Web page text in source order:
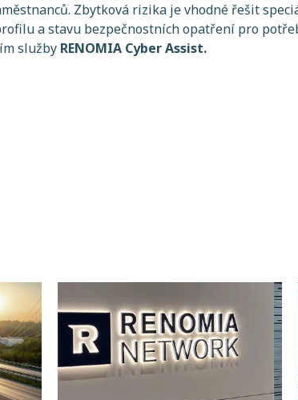
Zbytková rizika je vhodné řešit
a stavu bezpečnostních opatření pro
služby RENOMIA Cyber Assist.